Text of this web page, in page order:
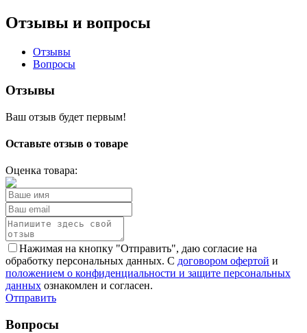
Отзывы и вопросы
Отзывы
Вопросы
Отзывы
Ваш отзыв будет первым!
Оставьте отзыв о товаре
Оценка товара:
Нажимая на кнопку "Отправить", даю согласие на
обработку персональных данных. С договором офертой и
положением о конфиденциальности и защите персональных
данных ознакомлен и согласен.
Отправить
Вопросы